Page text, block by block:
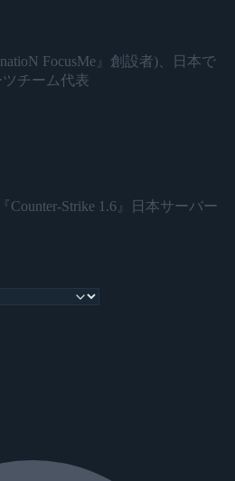
FocusMe』創設者)、日本で
チーム代表
Strike 1.6』日本サーバー